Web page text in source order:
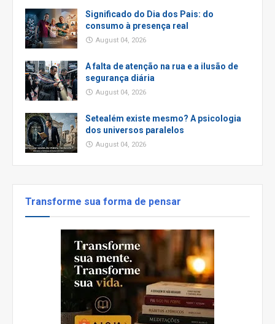
Significado do Dia dos Pais: do
consumo à presença real
August 04, 2026
A falta de atenção na rua e a ilusão de
segurança diária
August 04, 2026
Setealém existe mesmo? A psicologia
dos universos paralelos
August 04, 2026
Transforme sua forma de pensar